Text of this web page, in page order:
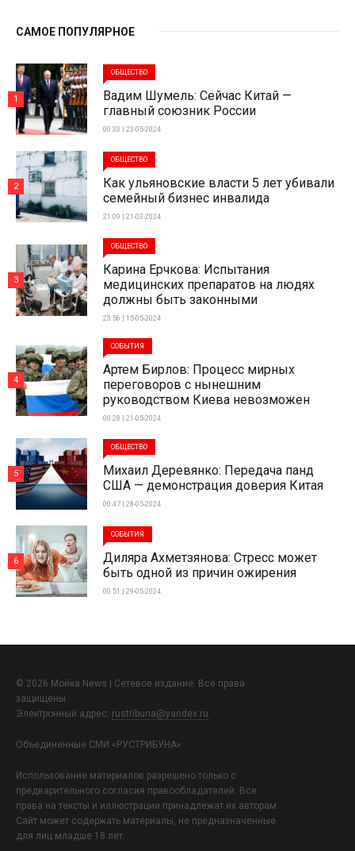
САМОЕ ПОПУЛЯРНОЕ
ОБЩЕСТВО
Вадим Шумель: Сейчас Китай —
главный союзник России
00:33 | 23-05-2024
1
ОБЩЕСТВО
Как ульяновские власти 5 лет убивали
семейный бизнес инвалида
21:09 | 21-03-2024
2
ОБЩЕСТВО
Карина Ерчкова: Испытания
медицинских препаратов на людях
должны быть законными
23:56 | 15-05-2024
3
СОБЫТИЯ
Артем Бирлов: Процесс мирных
переговоров с нынешним
руководством Киева невозможен
00:28 | 21-05-2024
4
ОБЩЕСТВО
Михаил Деревянко: Передача панд
США — демонстрация доверия Китая
00:47 | 28-05-2024
5
СОБЫТИЯ
Диляра Ахметзянова: Стресс может
быть одной из причин ожирения
00:51 | 29-05-2024
6
© 2026 Мойка News | Сетевое издание. Все права
защищены.
Электронный адрес: rustribuna@yandex.ru
Объединенные СМИ «РУСТРИБУНА»
Использование материалов разрешено только с
предварительного согласия правообладателей. Все
права на тексты и иллюстрации принадлежат их авторам.
Сайт может содержать материалы, не предназначенные
для лиц младше 18 лет.